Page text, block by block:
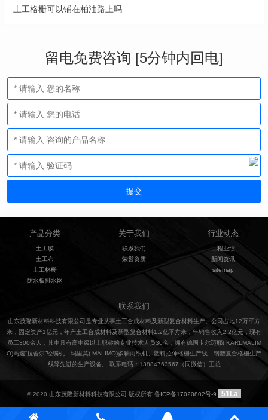
土工格栅可以铺在柏油路上吗
留电免费咨询 [5分钟内回电]
产品分类
土工膜
土工布
土工格栅
防水板排水网
关于我们
联系我们
荣誉资质
行业动态
工程业绩
新闻资讯
sitemap
联系我们
山东茂隆新材料科技有限公司是专业从事土工合成材料及新型复合材料生产。公司占地12万平方
米，固定资产1亿元，年产土工合成材料及新型复合材料1.2亿平方米，年销售收入2.2亿元，现有
员工300余人，其中具有高中级以上职称的专业技术人员30名，拥有德国卡尔迈耶( KARLMALIM
O)高速“拉舍尔”经编机、玛里莫( MALIMO)多轴向织机、塑料拉伸格栅生产线、钢塑复合格栅生产
线等先进的生产设备。 联系电话：13884763567（同微信）王总
© 2020 山东茂隆新材料科技有限公司 版权所有 鲁ICP备17020802号-9 51La